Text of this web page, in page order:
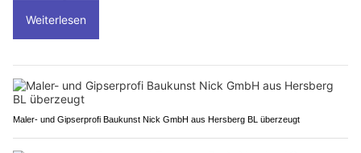
Weiterlesen
Maler- und Gipserprofi Baukunst Nick GmbH aus Hersberg BL überzeugt